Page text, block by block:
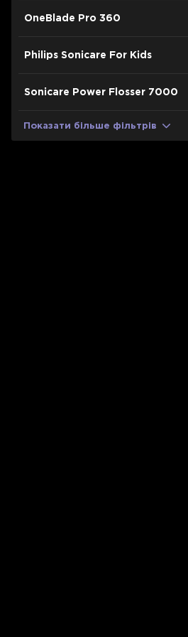
Мікрохвильові печі
Аксесуари для кавомашин
Термочашки
OneBlade Pro 360
Philips Sonicare For Kids
Sonicare Power Flosser 7000
Показати більше фільтрів